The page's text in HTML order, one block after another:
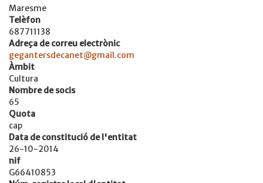
Maresme
Telèfon
687711138
Adreça de correu electrònic
gegantersdecanet@gmail.com
Àmbit
Cultura
Nombre de socis
65
Quota
cap
Data de constitució de l'entitat
26-10-2014
nif
G66410853